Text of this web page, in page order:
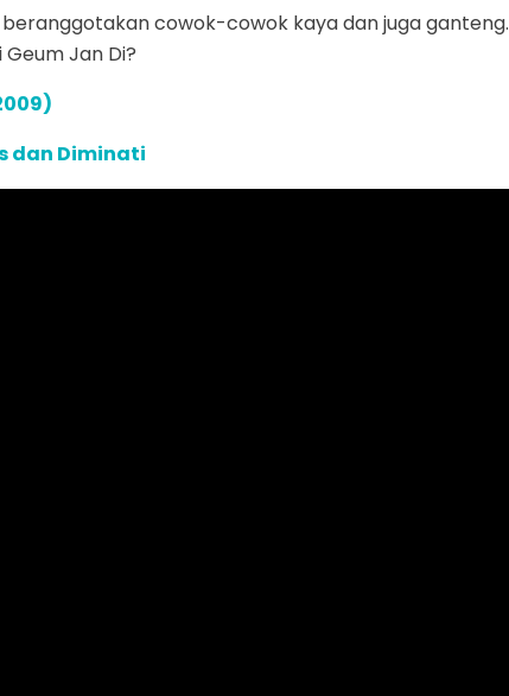
cowok-cowok kaya dan juga ganteng.
Jan Di?
dan Diminati